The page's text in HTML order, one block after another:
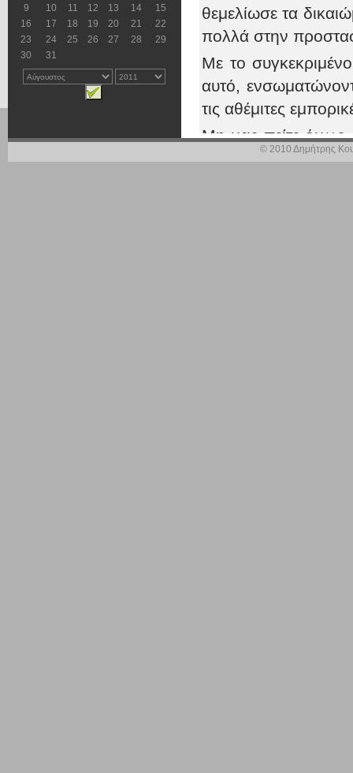
9
10 11 12 13 14
15
16
17 18 19 20 21
22
23
24 25 26 27 28
29
30
31
θεμελίωσε τα
πολλά στην
Με το
αυτό,
τις αθέμιτες
Μη μας πείτε όμως,
κάποιες© 2010 Δημήτρης